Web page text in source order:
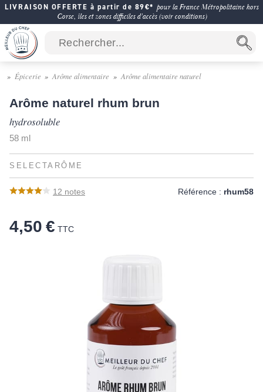
LIVRAISON OFFERTE à partir de 89€* pour la France Métropolitaine hors
Corse, îles et zones difficiles d'accès (voir conditions)
Épicerie Arôme alimentaire Arôme alimentaire naturel
Arôme naturel rhum brun
hydrosoluble
58 ml
SELECTARÔME
12 notes Référence : rhum58
4,50 € TTC